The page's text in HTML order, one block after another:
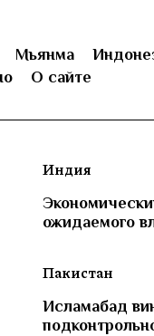
Мьянма
О сайте
Индия
ожидаемого
Пакистан
Исламабад